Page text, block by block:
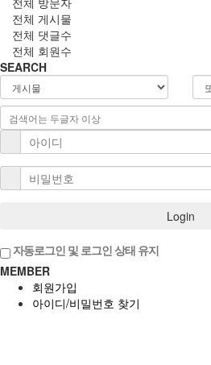
전체 게시물
전체 댓글수
전체 회원수
SEARCH
Login
자동로그인 및 로그인 상태 유지
MEMBER
회원가입
아이디/비밀번호 찾기